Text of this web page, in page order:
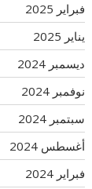
فبراير 2025
يناير 2025
ديسمبر 2024
نوفمبر 2024
سبتمبر 2024
أغسطس 2024
فبراير 2024